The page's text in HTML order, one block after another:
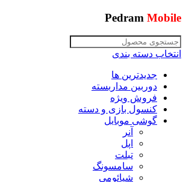
Pedram Mobile
انتخاب دسته بندی
جدیدترین ها
دوربین مداربسته
فروش ویژه
کنسول بازی و دسته
گوشی موبایل
آنر
اپل
تبلت
سامسونگ
شیائومی